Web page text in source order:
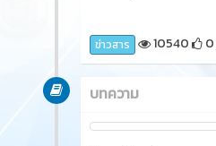
ข่าวสาร 10540 0
บทความ